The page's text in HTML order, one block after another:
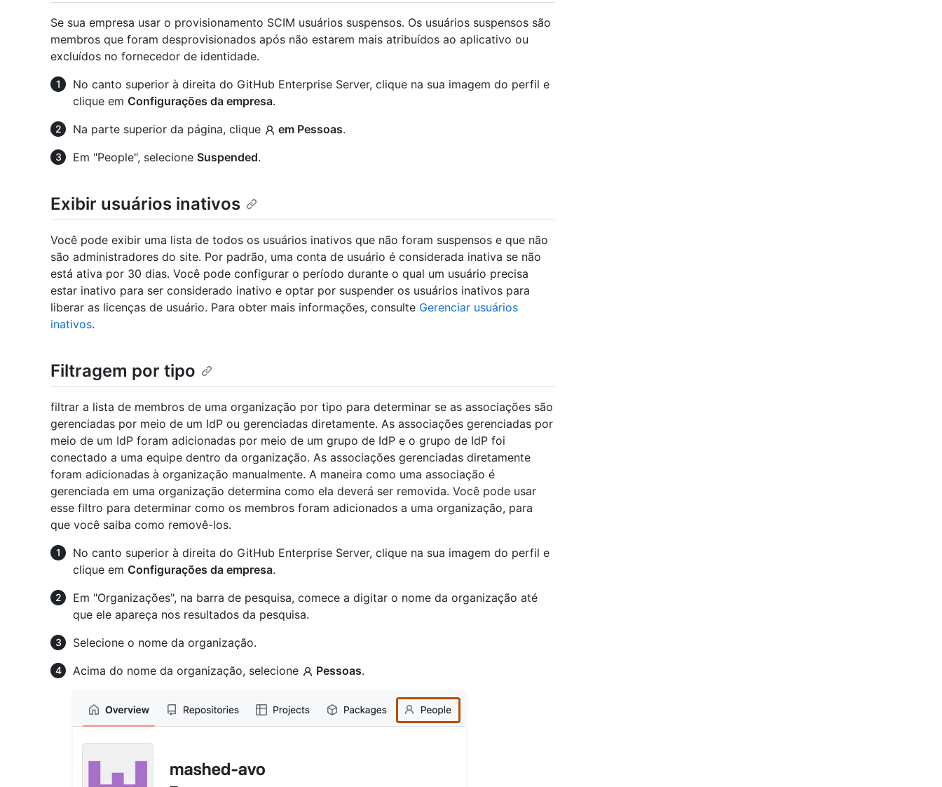
Se sua empresa usar o provisionamento SCIM usuários suspensos. Os usuários suspensos são
membros que foram desprovisionados após não estarem mais atribuídos ao aplicativo ou
excluídos no fornecedor de identidade.
No canto superior à direita do GitHub Enterprise Server, clique na sua imagem do perfil e
clique em Configurações da empresa.
Na parte superior da página, clique
em Pessoas.
Em "People", selecione Suspended.
Exibir usuários inativos
Você pode exibir uma lista de todos os usuários inativos que não foram suspensos e que não
são administradores do site. Por padrão, uma conta de usuário é considerada inativa se não
está ativa por 30 dias. Você pode configurar o período durante o qual um usuário precisa
estar inativo para ser considerado inativo e optar por suspender os usuários inativos para
liberar as licenças de usuário. Para obter mais informações, consulte Gerenciar usuários
inativos.
Filtragem por tipo
filtrar a lista de membros de uma organização por tipo para determinar se as associações são
gerenciadas por meio de um IdP ou gerenciadas diretamente. As associações gerenciadas por
meio de um IdP foram adicionadas por meio de um grupo de IdP e o grupo de IdP foi
conectado a uma equipe dentro da organização. As associações gerenciadas diretamente
foram adicionadas à organização manualmente. A maneira como uma associação é
gerenciada em uma organização determina como ela deverá ser removida. Você pode usar
esse filtro para determinar como os membros foram adicionados a uma organização, para
que você saiba como removê-los.
No canto superior à direita do GitHub Enterprise Server, clique na sua imagem do perfil e
clique em Configurações da empresa.
Em "Organizações", na barra de pesquisa, comece a digitar o nome da organização até
que ele apareça nos resultados da pesquisa.
Selecione o nome da organização.
Acima do nome da organização, selecione
Pessoas.